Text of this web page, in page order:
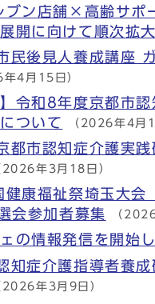
ブン店舗×高齢サ
開に向けて順次拡
民後見人養成講座
年4月15日）
】令和8年度京都市
ついて （2026年4月
都市認知症介護実
2026年3月18日）
康福祉祭埼玉大会
会参加者募集 （
の情報発信を開始
知症介護指導者養
2026年3月9日）